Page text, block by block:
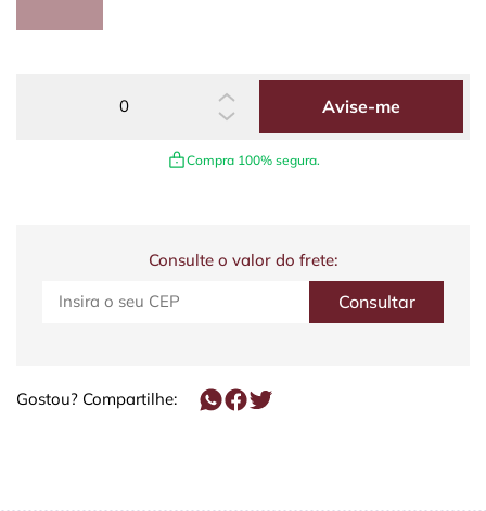
Avise-me
Compra 100% segura.
Consulte o valor do frete:
Gostou? Compartilhe: